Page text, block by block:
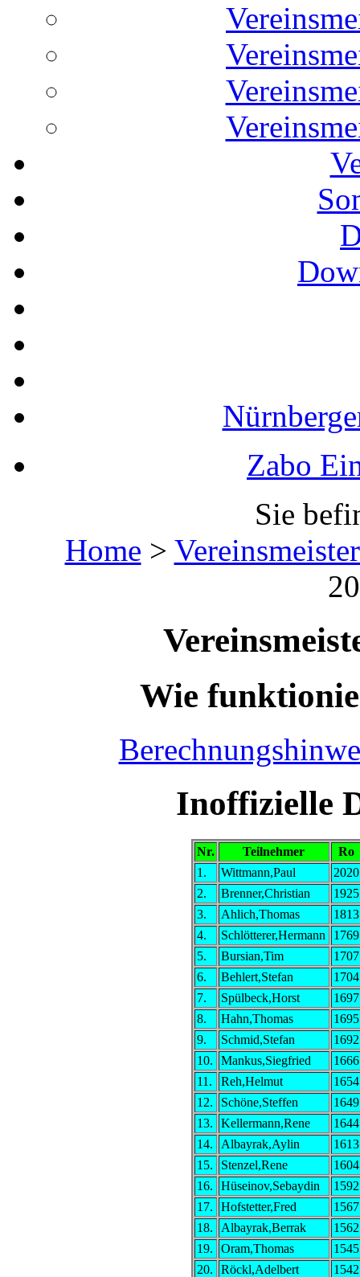
Zabo
Sie
Home >
Wie
Inoffizielle
Nr. Teilnehmer
Ro
1.
Wittmann,Paul
2020
2.
Brenner,Christian
1925
3.
Ahlich,Thomas
1813
4.
Schlötterer,Hermann
1769
5.
Bursian,Tim
1707
6.
Behlert,Stefan
1704
7.
Spülbeck,Horst
1697
8.
Hahn,Thomas
1695
9.
Schmid,Stefan
1692
10.
Mankus,Siegfried
1666
11.
Reh,Helmut
1654
12.
Schöne,Steffen
1649
13.
Kellermann,Rene
1644
14.
Albayrak,Aylin
1613
15.
Stenzel,Rene
1604
16.
Hüseinov,Sebaydin
1592
17.
Hofstetter,Fred
1567
18.
Albayrak,Berrak
1562
19.
Oram,Thomas
1545
20.
Röckl,Adelbert
1542